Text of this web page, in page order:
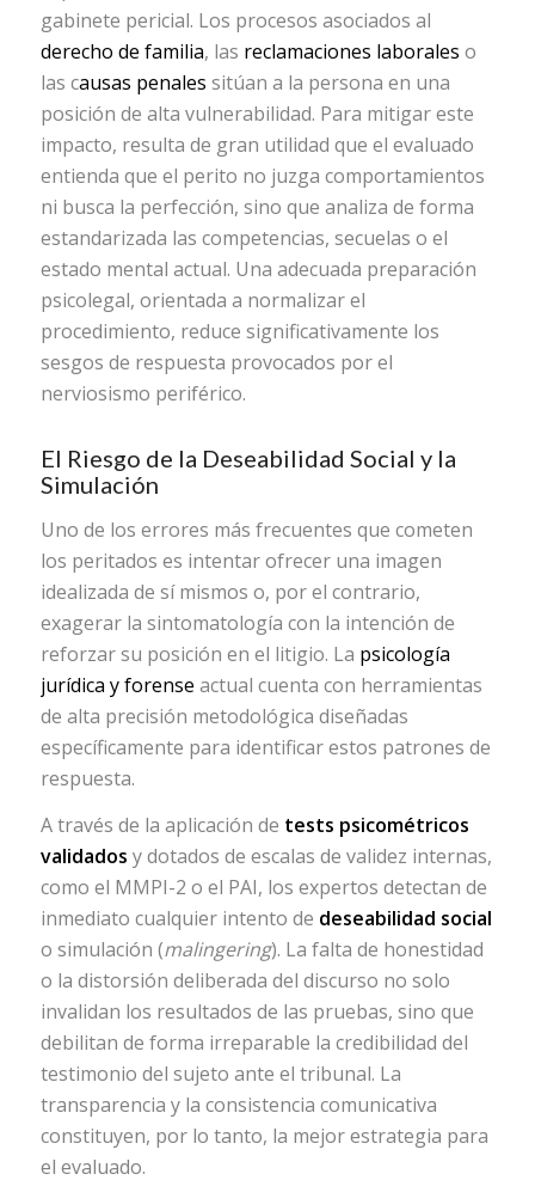
gabinete pericial. Los procesos asociados al
derecho de familia, las reclamaciones laborales o
las causas penales sitúan a la persona en una
posición de alta vulnerabilidad. Para mitigar este
impacto, resulta de gran utilidad que el evaluado
entienda que el perito no juzga comportamientos
ni busca la perfección, sino que analiza de forma
estandarizada las competencias, secuelas o el
estado mental actual. Una adecuada preparación
psicolegal, orientada a normalizar el
procedimiento, reduce significativamente los
sesgos de respuesta provocados por el
nerviosismo periférico.
El Riesgo de la Deseabilidad Social y la
Simulación
Uno de los errores más frecuentes que cometen
los peritados es intentar ofrecer una imagen
idealizada de sí mismos o, por el contrario,
exagerar la sintomatología con la intención de
reforzar su posición en el litigio. La psicología
jurídica y forense actual cuenta con herramientas
de alta precisión metodológica diseñadas
específicamente para identificar estos patrones de
respuesta.
A través de la aplicación de tests psicométricos
validados y dotados de escalas de validez internas,
como el MMPI-2 o el PAI, los expertos detectan de
inmediato cualquier intento de deseabilidad social
o simulación (malingering). La falta de honestidad
o la distorsión deliberada del discurso no solo
invalidan los resultados de las pruebas, sino que
debilitan de forma irreparable la credibilidad del
testimonio del sujeto ante el tribunal. La
transparencia y la consistencia comunicativa
constituyen, por lo tanto, la mejor estrategia para
el evaluado.